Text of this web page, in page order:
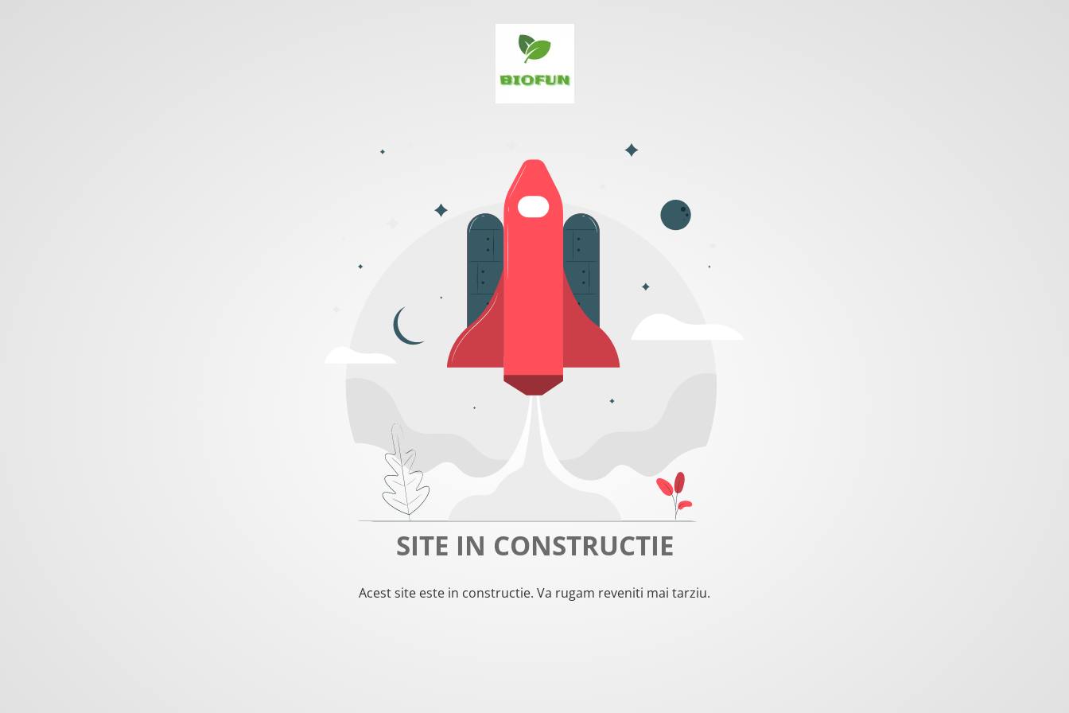
SITE IN CONSTRUCTIE
Acest site este in constructie. Va rugam reveniti mai tarziu.